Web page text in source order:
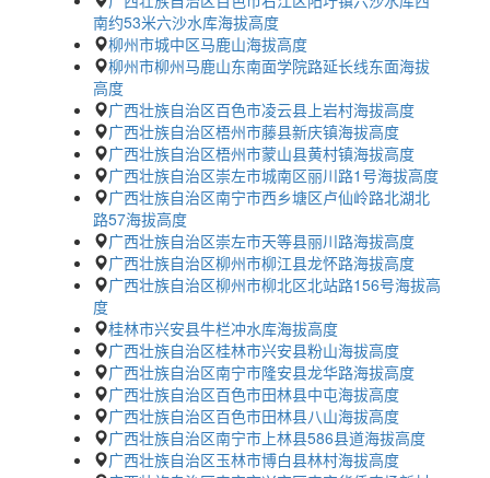
南约53米六沙水库海拔高度
柳州市城中区马鹿山海拔高度
柳州市柳州马鹿山东南面学院路延长线东面海拔
高度
广西壮族自治区百色市凌云县上岩村海拔高度
广西壮族自治区梧州市藤县新庆镇海拔高度
广西壮族自治区梧州市蒙山县黄村镇海拔高度
广西壮族自治区崇左市城南区丽川路1号海拔高度
广西壮族自治区南宁市西乡塘区卢仙岭路北湖北
路57海拔高度
广西壮族自治区崇左市天等县丽川路海拔高度
广西壮族自治区柳州市柳江县龙怀路海拔高度
广西壮族自治区柳州市柳北区北站路156号海拔高
度
桂林市兴安县牛栏冲水库海拔高度
广西壮族自治区桂林市兴安县粉山海拔高度
广西壮族自治区南宁市隆安县龙华路海拔高度
广西壮族自治区百色市田林县中屯海拔高度
广西壮族自治区百色市田林县八山海拔高度
广西壮族自治区南宁市上林县586县道海拔高度
广西壮族自治区玉林市博白县林村海拔高度